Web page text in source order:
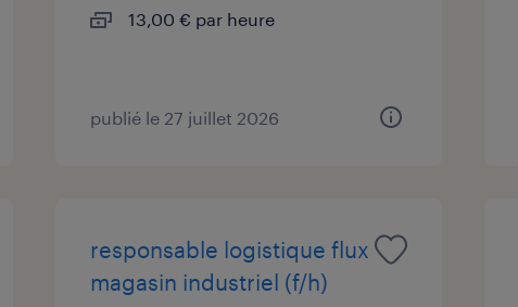
13,00 € par heure
publié le 27 juillet 2026
responsable logistique flux
magasin industriel (f/h)